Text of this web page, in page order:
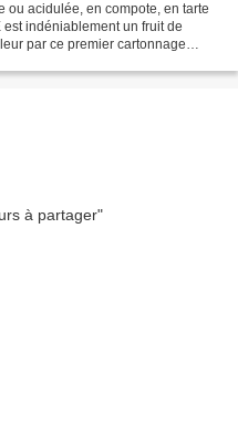
ou acidulée, en compote, en tarte
indéniablement un fruit de
par ce premier cartonnage